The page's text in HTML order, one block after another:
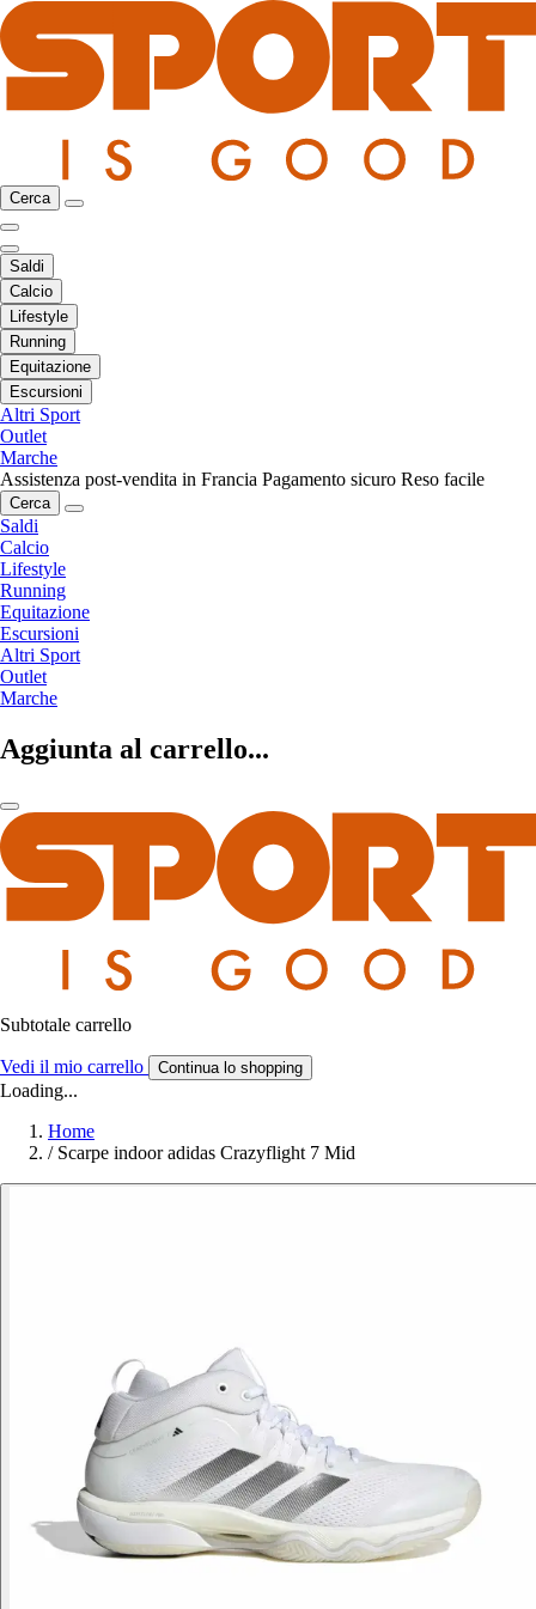
Cerca
Saldi
Calcio
Lifestyle
Running
Equitazione
Escursioni
Altri Sport
Outlet
Marche
Assistenza post-vendita in Francia Pagamento sicuro Reso facile
Cerca
Saldi
Calcio
Lifestyle
Running
Equitazione
Escursioni
Altri Sport
Outlet
Marche
Aggiunta al carrello...
Subtotale carrello
Vedi il mio carrello Continua lo shopping
Loading...
Home
/ Scarpe indoor adidas Crazyflight 7 Mid